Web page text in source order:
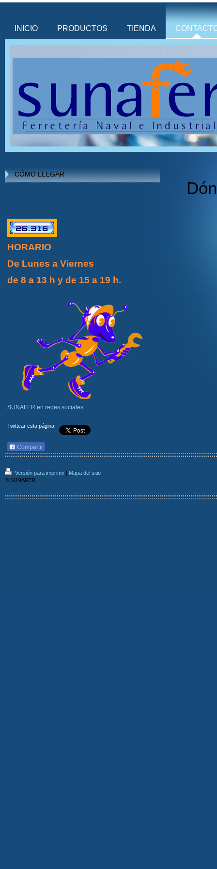
INICIO PRODUCTOS TIENDA
CÓMO LLEGAR
HORARIO
De Lunes a Viernes
de 8 a 13 h y de 15 a 19 h.
SUNAFER en redes sociales:
Twittear esta página
Compartir
Versión para imprimir | Mapa del sitio
© SUNAFER